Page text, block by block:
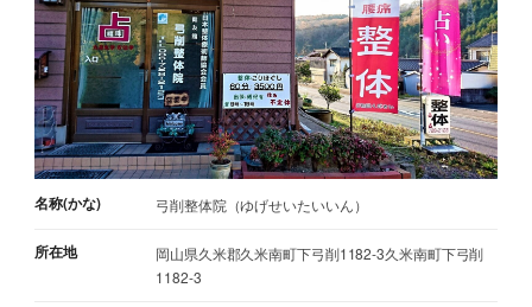
名称(かな) 弓削整体院（ゆげせいたいいん）
所在地
岡山県久米郡久米南町下弓削1182-3久米南町下弓削
1182-3